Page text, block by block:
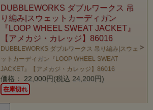
DUBBLEWORKS ダブルワークス 吊
り編み|スウェットカーディガン
『LOOP WHEEL SWEAT JACKET』
【アメカジ・カレッジ】86016
DUBBLEWORKS ダブルワークス 吊り編み|スウェ
ットカーディガン『LOOP WHEEL SWEAT
JACKET』【アメカジ・カレッジ】86016
価格： 22,000円(税込 24,200円)
在庫切れ